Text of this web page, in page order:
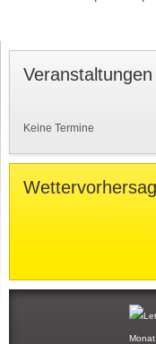
Veranstaltungen
Keine Termine